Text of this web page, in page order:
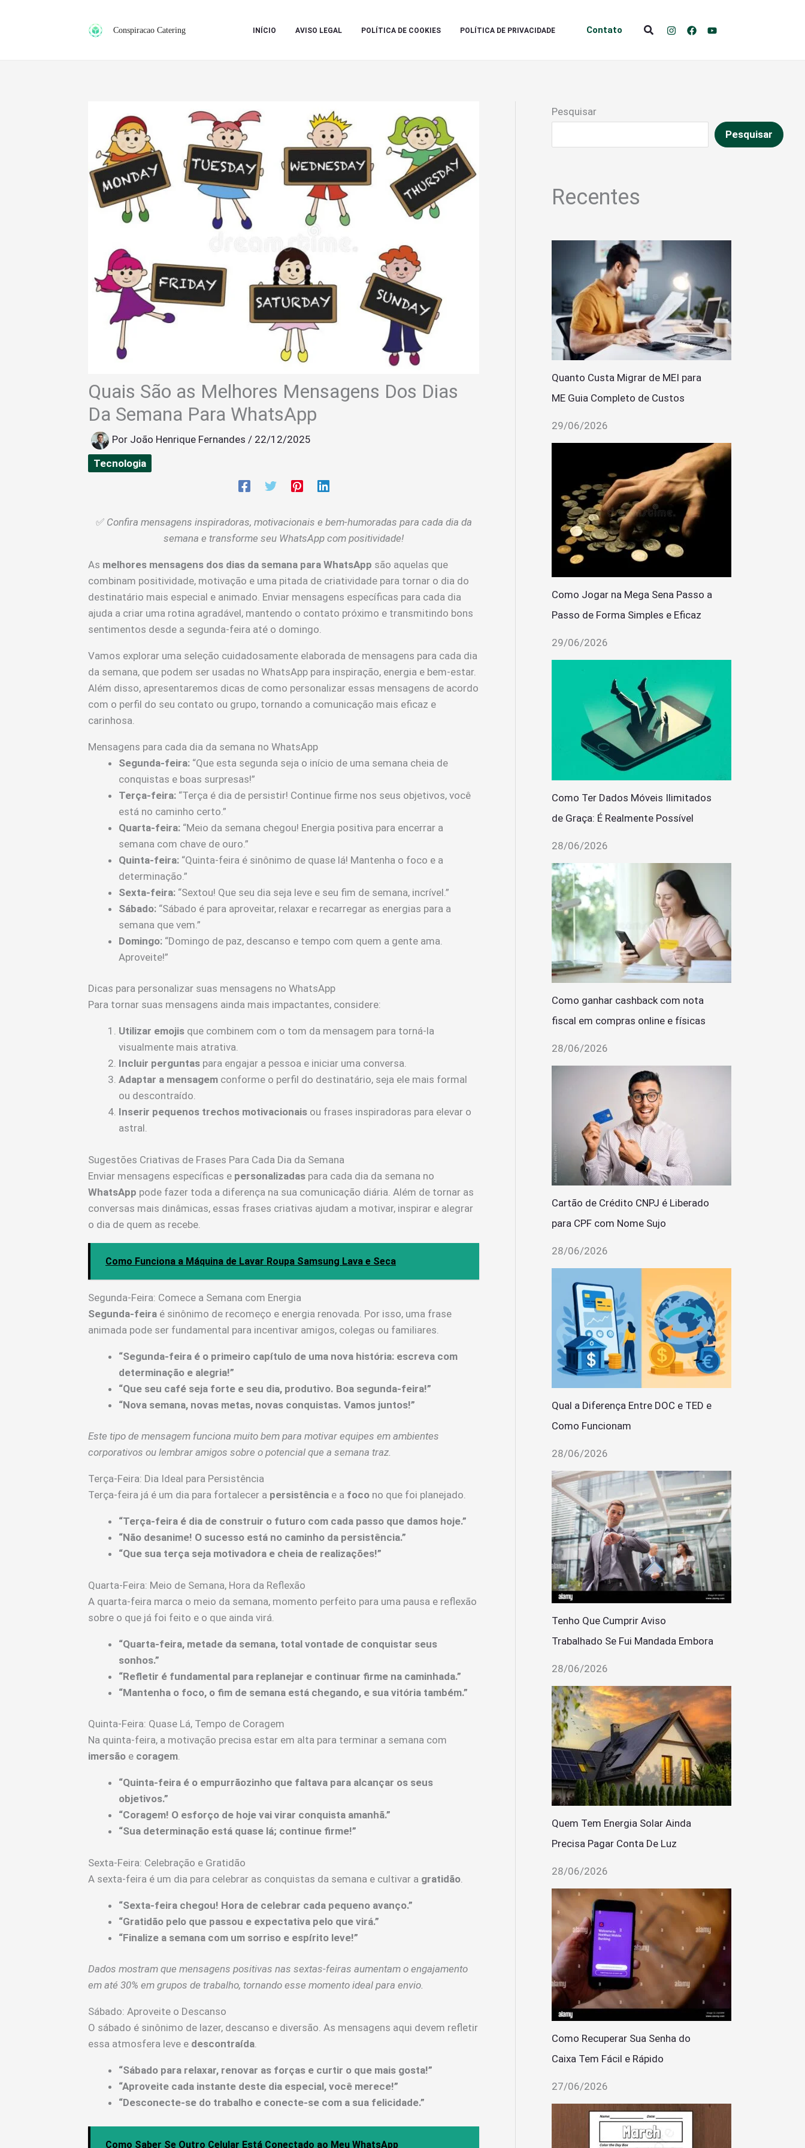
Conspiracao Catering INÍCIO AVISO LEGAL POLÍTICA DE COOKIES POLÍTICA DE PRIVACIDADE Contato Pesquisar
Quais São as Melhores Mensagens Dos Dias
Da Semana Para WhatsApp
Por João Henrique Fernandes / 22/12/2025
Tecnologia
✅ Confira mensagens inspiradoras, motivacionais e bem-humoradas para cada dia da
semana e transforme seu WhatsApp com positividade!
As melhores mensagens dos dias da semana para WhatsApp são aquelas que
combinam positividade, motivação e uma pitada de criatividade para tornar o dia do
destinatário mais especial e animado. Enviar mensagens específicas para cada dia
ajuda a criar uma rotina agradável, mantendo o contato próximo e transmitindo bons
sentimentos desde a segunda-feira até o domingo.
Vamos explorar uma seleção cuidadosamente elaborada de mensagens para cada dia
da semana, que podem ser usadas no WhatsApp para inspiração, energia e bem-estar.
Além disso, apresentaremos dicas de como personalizar essas mensagens de acordo
com o perfil do seu contato ou grupo, tornando a comunicação mais eficaz e
carinhosa.
Mensagens para cada dia da semana no WhatsApp
Segunda-feira: “Que esta segunda seja o início de uma semana cheia de
conquistas e boas surpresas!”
Terça-feira: “Terça é dia de persistir! Continue firme nos seus objetivos, você
está no caminho certo.”
Quarta-feira: “Meio da semana chegou! Energia positiva para encerrar a
semana com chave de ouro.”
Quinta-feira: “Quinta-feira é sinônimo de quase lá! Mantenha o foco e a
determinação.”
Sexta-feira: “Sextou! Que seu dia seja leve e seu fim de semana, incrível.”
Sábado: “Sábado é para aproveitar, relaxar e recarregar as energias para a
semana que vem.”
Domingo: “Domingo de paz, descanso e tempo com quem a gente ama.
Aproveite!”
Dicas para personalizar suas mensagens no WhatsApp
Para tornar suas mensagens ainda mais impactantes, considere:
Utilizar emojis que combinem com o tom da mensagem para torná-la
visualmente mais atrativa.
Incluir perguntas para engajar a pessoa e iniciar uma conversa.
Adaptar a mensagem conforme o perfil do destinatário, seja ele mais formal
ou descontraído.
Inserir pequenos trechos motivacionais ou frases inspiradoras para elevar o
astral.
Sugestões Criativas de Frases Para Cada Dia da Semana
Enviar mensagens específicas e personalizadas para cada dia da semana no
WhatsApp pode fazer toda a diferença na sua comunicação diária. Além de tornar as
conversas mais dinâmicas, essas frases criativas ajudam a motivar, inspirar e alegrar
o dia de quem as recebe.
Como Funciona a Máquina de Lavar Roupa Samsung Lava e Seca
Segunda-Feira: Comece a Semana com Energia
Segunda-feira é sinônimo de recomeço e energia renovada. Por isso, uma frase
animada pode ser fundamental para incentivar amigos, colegas ou familiares.
“Segunda-feira é o primeiro capítulo de uma nova história: escreva com
determinação e alegria!”
“Que seu café seja forte e seu dia, produtivo. Boa segunda-feira!”
“Nova semana, novas metas, novas conquistas. Vamos juntos!”
Este tipo de mensagem funciona muito bem para motivar equipes em ambientes
corporativos ou lembrar amigos sobre o potencial que a semana traz.
Terça-Feira: Dia Ideal para Persistência
Terça-feira já é um dia para fortalecer a persistência e a foco no que foi planejado.
“Terça-feira é dia de construir o futuro com cada passo que damos hoje.”
“Não desanime! O sucesso está no caminho da persistência.”
“Que sua terça seja motivadora e cheia de realizações!”
Quarta-Feira: Meio de Semana, Hora da Reflexão
A quarta-feira marca o meio da semana, momento perfeito para uma pausa e reflexão
sobre o que já foi feito e o que ainda virá.
“Quarta-feira, metade da semana, total vontade de conquistar seus
sonhos.”
“Refletir é fundamental para replanejar e continuar firme na caminhada.”
“Mantenha o foco, o fim de semana está chegando, e sua vitória também.”
Quinta-Feira: Quase Lá, Tempo de Coragem
Na quinta-feira, a motivação precisa estar em alta para terminar a semana com
imersão e coragem.
“Quinta-feira é o empurrãozinho que faltava para alcançar os seus
objetivos.”
“Coragem! O esforço de hoje vai virar conquista amanhã.”
“Sua determinação está quase lá; continue firme!”
Sexta-Feira: Celebração e Gratidão
A sexta-feira é um dia para celebrar as conquistas da semana e cultivar a gratidão
“Sexta-feira chegou! Hora de celebrar cada pequeno avanço.”
“Gratidão pelo que passou e expectativa pelo que virá.”
“Finalize a semana com um sorriso e espírito leve!”
Dados mostram que mensagens positivas nas sextas-feiras aumentam o engajamento
em até 30% em grupos de trabalho, tornando esse momento ideal para envio.
Sábado: Aproveite o Descanso
O sábado é sinônimo de lazer, descanso e diversão. As mensagens aqui devem refletir
essa atmosfera leve e descontraída.
“Sábado para relaxar, renovar as forças e curtir o que mais gosta!”
“Aproveite cada instante deste dia especial, você merece!”
“Desconecte-se do trabalho e conecte-se com a sua felicidade.”
Como Saber Se Outro Celular Está Conectado ao Meu WhatsApp
Pesquisar
Pesquisar
Recentes
Quanto Custa Migrar de MEI para
ME Guia Completo de Custos
29/06/2026
Como Jogar na Mega Sena Passo a
Passo de Forma Simples e Eficaz
29/06/2026
Como Ter Dados Móveis Ilimitados
de Graça: É Realmente Possível
28/06/2026
Como ganhar cashback com nota
fiscal em compras online e físicas
28/06/2026
Cartão de Crédito CNPJ é Liberado
para CPF com Nome Sujo
28/06/2026
Qual a Diferença Entre DOC e TED e
Como Funcionam
28/06/2026
Tenho Que Cumprir Aviso
Trabalhado Se Fui Mandada Embora
28/06/2026
Quem Tem Energia Solar Ainda
Precisa Pagar Conta De Luz
28/06/2026
Como Recuperar Sua Senha do
Caixa Tem Fácil e Rápido
27/06/2026